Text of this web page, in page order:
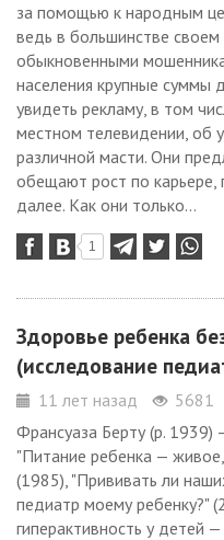
за помощью к народным
ведь в большинстве
обыкновенными
населения крупные суммы
увидеть рекламу, в том
местном телевидении, об
различной масти. Они
обещают рост по карьере,
далее. Как они только...
1
Здоровье ребенка
(исследование
11 лет назад
5681
Франсуаза Берту (р. 1939)
"Питание ребенка —
(1985), "Прививать ли
педиатр моему ребенку?"
гиперактивность у детей